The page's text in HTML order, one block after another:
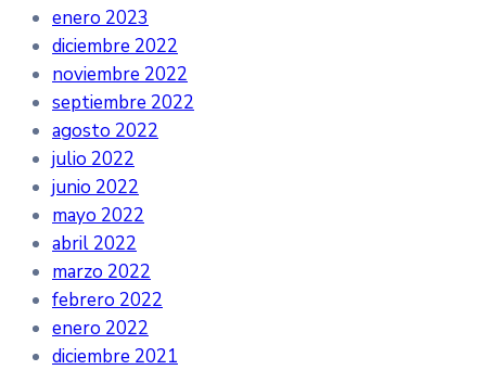
enero 2023
diciembre 2022
noviembre 2022
septiembre 2022
agosto 2022
julio 2022
junio 2022
mayo 2022
abril 2022
marzo 2022
febrero 2022
enero 2022
diciembre 2021